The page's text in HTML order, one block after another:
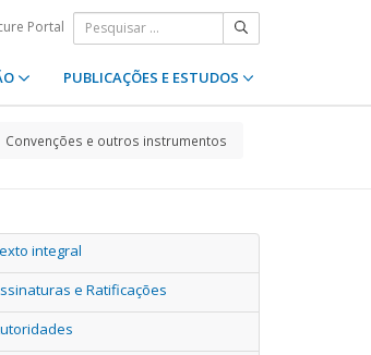
Portal
PUBLICAÇÕES E ESTUDOS
Convenções e outros instrumentos
integral
e Ratificações